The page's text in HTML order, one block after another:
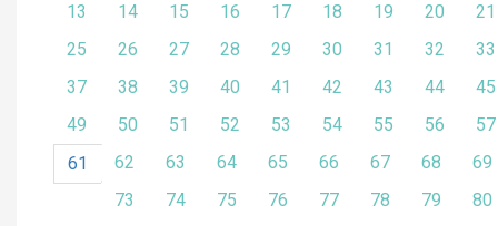
13 14 15 16 17 18 19 20
21
25
26 27 28 29 30 31 32
33
37
38 39 40 41 42 43 44
45
49
50 51 52 53 54 55 56
57
61
62 63 64 65 66 67 68
69
73
74 75 76 77 78 79
80